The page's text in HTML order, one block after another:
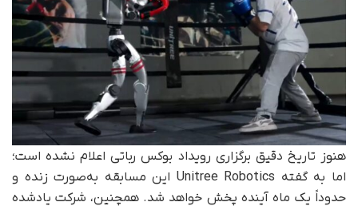
هنوز تاریخ دقیق برگزاری رویداد بوکس رباتی اعلام نشده است؛
اما به گفته Unitree Robotics این مسابقه به‌صورت زنده و
حدوداً یک ماه آینده پخش خواهد شد. همچنین، شرکت یادشده